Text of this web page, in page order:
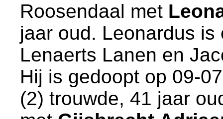
Roosendaal met
jaar oud. Leonardus
Lenaerts Lanen en
Hij is gedoopt op 09-
(2) trouwde, 41 jaar